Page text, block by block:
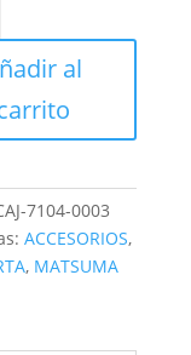
al
7104-0003
ACCESORIOS,
, MATSUMA